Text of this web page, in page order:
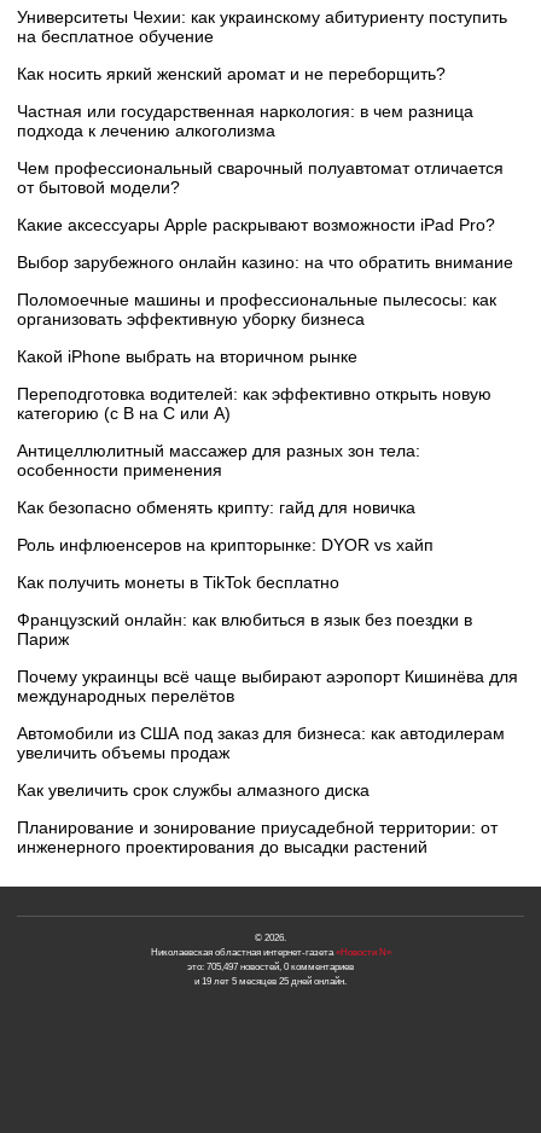
Университеты Чехии: как украинскому абитуриенту поступить
на бесплатное обучение
Как носить яркий женский аромат и не переборщить?
Частная или государственная наркология: в чем разница
подхода к лечению алкоголизма
Чем профессиональный сварочный полуавтомат отличается
от бытовой модели?
Какие аксессуары Apple раскрывают возможности iPad Pro?
Выбор зарубежного онлайн казино: на что обратить внимание
Поломоечные машины и профессиональные пылесосы: как
организовать эффективную уборку бизнеса
Какой iPhone выбрать на вторичном рынке
Переподготовка водителей: как эффективно открыть новую
категорию (с B на C или А)
Антицеллюлитный массажер для разных зон тела:
особенности применения
Как безопасно обменять крипту: гайд для новичка
Роль инфлюенсеров на крипторынке: DYOR vs хайп
Как получить монеты в TikTok бесплатно
Французский онлайн: как влюбиться в язык без поездки в
Париж
Почему украинцы всё чаще выбирают аэропорт Кишинёва для
международных перелётов
Автомобили из США под заказ для бизнеса: как автодилерам
увеличить объемы продаж
Как увеличить срок службы алмазного диска
Планирование и зонирование приусадебной территории: от
инженерного проектирования до высадки растений
© 2026.
Николаевская областная интернет-газета«Новости N»
это: 705,497 новостей, 0 комментариев
и 19 лет 5 месяцев 25 дней онлайн.